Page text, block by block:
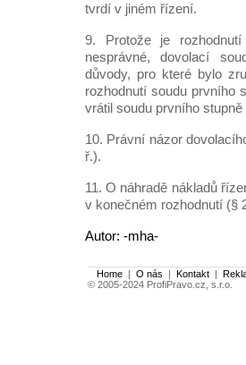
tvrdí v jiném řízení.
9. Protože je
nesprávné, dovolací
důvody, pro které bylo
rozhodnutí soudu prvního
vrátil soudu prvního
10. Právní názor
ř.).
11. O náhradě nákladů
v konečném rozhodnutí (§
Autor: -mha-
Home | O nás | Kontakt |
© 2005-2024 ProfiPravo.cz, s.r.o.